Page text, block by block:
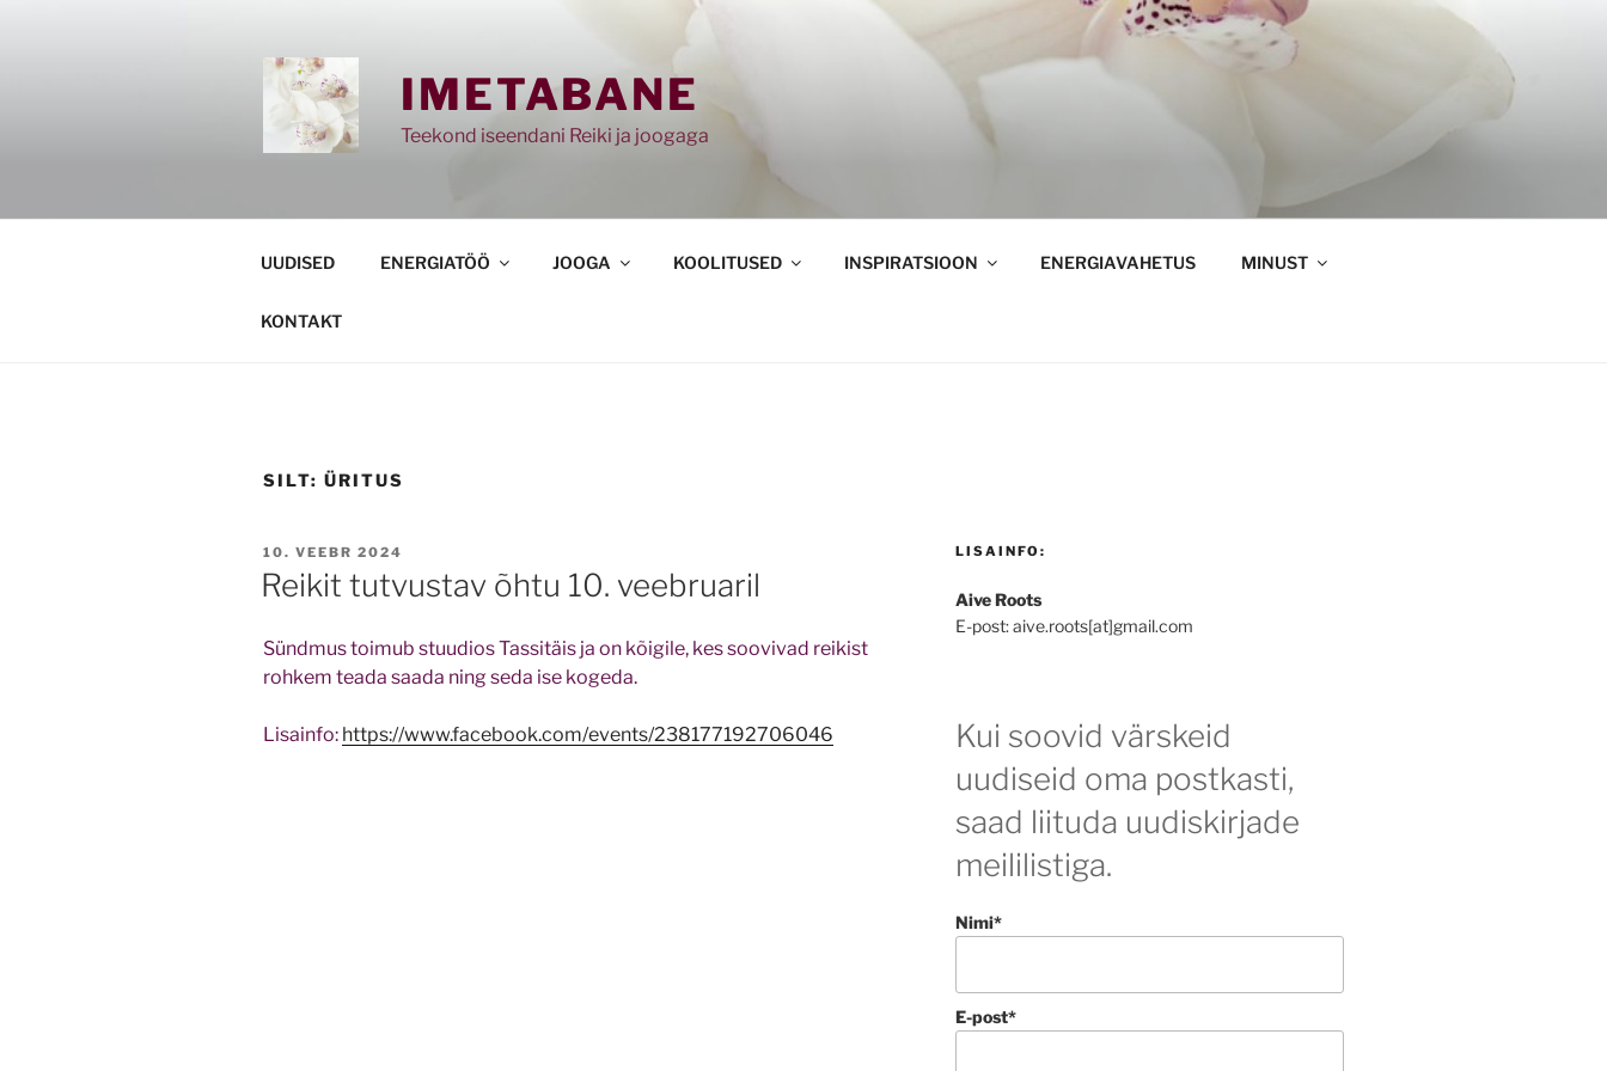
IMETABANE
Teekond iseendani Reiki ja joogaga
UUDISED ENERGIATÖÖ JOOGA KOOLITUSED INSPIRATSIOON ENERGIAVAHETUS MINUST
KONTAKT
SILT: ÜRITUS
POSTED
ON
10. VEEBR 2024
Reikit tutvustav õhtu 10. veebruaril
Sündmus toimub stuudios Tassitäis ja on kõigile, kes soovivad reikist
rohkem teada saada ning seda ise kogeda.
Lisainfo: https://www.facebook.com/events/238177192706046
LISAINFO:
Aive Roots
E-post: aive.roots[at]gmail.com
Kui soovid värskeid
uudiseid oma postkasti,
saad liituda uudiskirjade
meililistiga.
Nimi*
E-post*